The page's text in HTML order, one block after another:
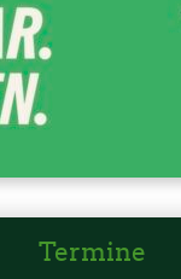
Termine